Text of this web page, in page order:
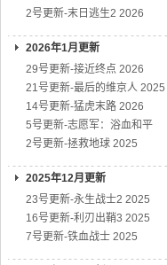
2号更新-末日逃生2 2026
2026年1月更新
29号更新-接近终点 2026
21号更新-最后的维京人 2025
14号更新-猛虎末路 2026
5号更新-志愿军：浴血和平
2号更新-拯救地球 2025
2025年12月更新
23号更新-永生战士2 2025
16号更新-利刃出鞘3 2025
7号更新-铁血战士 2025